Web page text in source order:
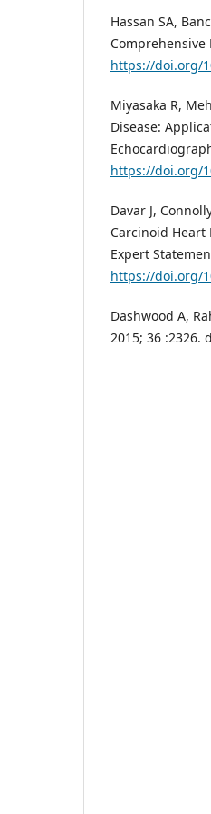
Hassan SA,
Comprehensive
https://doi.org/
Miyasaka R,
Disease:
https://doi.org/
Davar J,
Carcinoid Heart
Expert
https://doi.org/
Dashwood A,
2015; 36 :2326.